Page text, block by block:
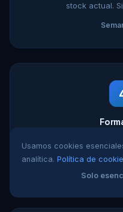
stock actual.
usuarios.
Usamos cookies
analítica. Política de
Solo